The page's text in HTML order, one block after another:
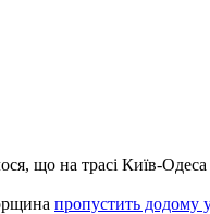
що на трасі Київ-Одеса
пропустить додому